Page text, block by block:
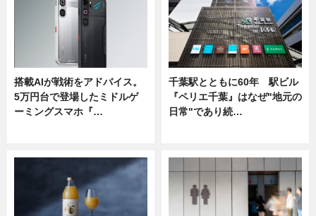
搭載AIが戦術をアドバイス。
5万円台で登場したミドルゲ
ーミングスマホ『…
千葉駅とともに60年 駅ビル
『ペリエ千葉』はなぜ"地元の
日常"であり続…